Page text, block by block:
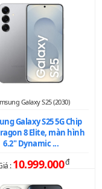
Galaxy S25 (2030)
Galaxy S25 5G Chip
8 Elite, màn hình
6.2" Dynamic ...
:10.999.000đ